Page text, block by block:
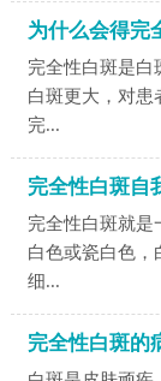
为什么会得完
完全性白斑是白
白斑更大，对患
完...
完全性白斑自
完全性白斑就是
白色或瓷白色，
细...
完全性白斑的